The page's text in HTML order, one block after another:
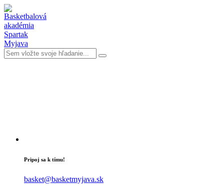
Pripoj sa k tímu!
basket@basketmyjava.sk